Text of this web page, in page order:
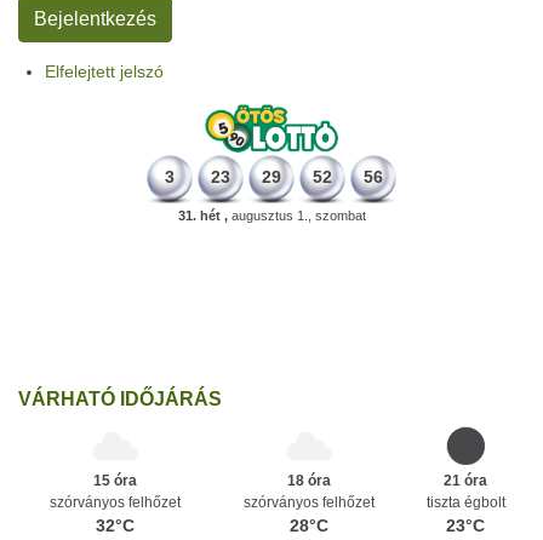
Elfelejtett jelszó
3 23 29 52 56
31. hét ,augusztus 1., szombat
VÁRHATÓ IDŐJÁRÁS
15 óra
szórványos felhőzet
32°C
18 óra
szórványos felhőzet
28°C
21 óra
tiszta égbolt
23°C